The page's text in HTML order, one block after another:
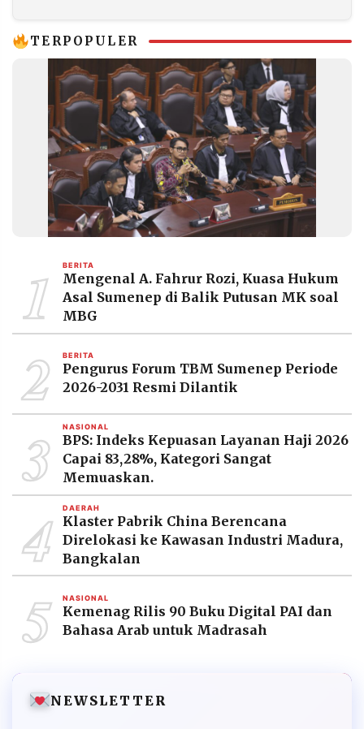
TERPOPULER
1 BERITA
Mengenal A. Fahrur Rozi, Kuasa Hukum
Asal Sumenep di Balik Putusan MK soal
MBG
2 BERITA
Pengurus Forum TBM Sumenep Periode
2026-2031 Resmi Dilantik
3 NASIONAL
BPS: Indeks Kepuasan Layanan Haji 2026
Capai 83,28%, Kategori Sangat
Memuaskan.
4 DAERAH
Klaster Pabrik China Berencana
Direlokasi ke Kawasan Industri Madura,
Bangkalan
5 NASIONAL
Kemenag Rilis 90 Buku Digital PAI dan
Bahasa Arab untuk Madrasah
NEWSLETTER